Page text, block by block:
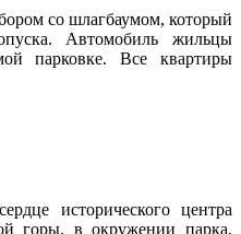
со шлагбаумом, который
Автомобиль жильцы
парковке. Все квартиры
исторического центра
горы, в окружении парка,